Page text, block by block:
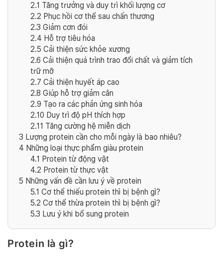
2.1 Tăng trưởng và duy trì khối lượng cơ
2.2 Phục hồi cơ thể sau chấn thương
2.3 Giảm cơn đói
2.4 Hỗ trợ tiêu hóa
2.5 Cải thiện sức khỏe xương
2.6 Cải thiện quá trình trao đổi chất và giảm tích
trữ mỡ
2.7 Cải thiện huyết áp cao
2.8 Giúp hỗ trợ giảm cân
2.9 Tạo ra các phản ứng sinh hóa
2.10 Duy trì độ pH thích hợp
2.11 Tăng cường hệ miễn dịch
3 Lượng protein cần cho mỗi ngày là bao nhiêu?
4 Những loại thực phẩm giàu protein
4.1 Protein từ động vật
4.2 Protein từ thực vật
5 Những vấn đề cần lưu ý về protein
5.1 Cơ thể thiếu protein thì bị bệnh gì?
5.2 Cơ thể thừa protein thì bị bệnh gì?
5.3 Lưu ý khi bổ sung protein
Protein là gì?